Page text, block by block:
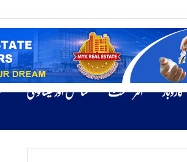
کاروبار انٹرٹینمنٹ سائنس اور ٹیکنالوجی